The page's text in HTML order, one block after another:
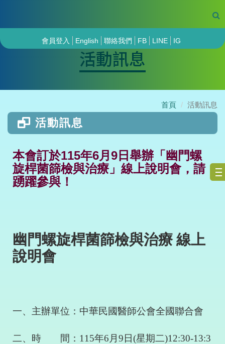
會員登入 English 聯絡我們 FB LINE IG
活動訊息
首頁 活動訊息
活動訊息
本會訂於115年6月9日舉辦「幽門螺
旋桿菌篩檢與治療」線上說明會，請
踴躍參與！
幽門螺旋桿菌篩檢與治療 線上
說明會
一、主辦單位：中華民國醫師公會全國聯合會
二、時 間： 115年6 月 9 日(星期二)12:30-13:3